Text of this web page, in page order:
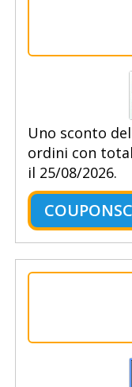
Uno sconto
ordini con
il 25/08/2026.